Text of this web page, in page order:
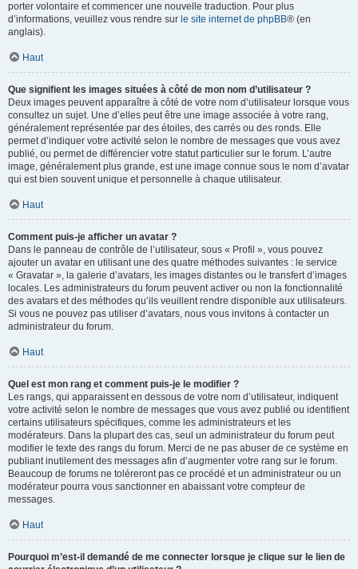
porter volontaire et commencer une nouvelle traduction. Pour plus
d’informations, veuillez vous rendre sur le site internet de phpBB® (en
anglais).
Haut
Que signifient les images situées à côté de mon nom d’utilisateur ?
Deux images peuvent apparaître à côté de votre nom d’utilisateur lorsque vous
consultez un sujet. Une d’elles peut être une image associée à votre rang,
généralement représentée par des étoiles, des carrés ou des ronds. Elle
permet d’indiquer votre activité selon le nombre de messages que vous avez
publié, ou permet de différencier votre statut particulier sur le forum. L’autre
image, généralement plus grande, est une image connue sous le nom d’avatar
qui est bien souvent unique et personnelle à chaque utilisateur.
Haut
Comment puis-je afficher un avatar ?
Dans le panneau de contrôle de l’utilisateur, sous « Profil », vous pouvez
ajouter un avatar en utilisant une des quatre méthodes suivantes : le service
« Gravatar », la galerie d’avatars, les images distantes ou le transfert d’images
locales. Les administrateurs du forum peuvent activer ou non la fonctionnalité
des avatars et des méthodes qu’ils veuillent rendre disponible aux utilisateurs.
Si vous ne pouvez pas utiliser d’avatars, nous vous invitons à contacter un
administrateur du forum.
Haut
Quel est mon rang et comment puis-je le modifier ?
Les rangs, qui apparaissent en dessous de votre nom d’utilisateur, indiquent
votre activité selon le nombre de messages que vous avez publié ou identifient
certains utilisateurs spécifiques, comme les administrateurs et les
modérateurs. Dans la plupart des cas, seul un administrateur du forum peut
modifier le texte des rangs du forum. Merci de ne pas abuser de ce système en
publiant inutilement des messages afin d’augmenter votre rang sur le forum.
Beaucoup de forums ne toléreront pas ce procédé et un administrateur ou un
modérateur pourra vous sanctionner en abaissant votre compteur de
messages.
Haut
Pourquoi m’est-il demandé de me connecter lorsque je clique sur le lien de